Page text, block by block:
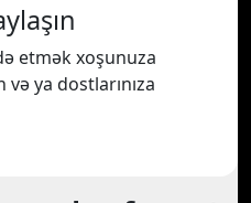
etmək xoşunuza
və ya dostlarınıza